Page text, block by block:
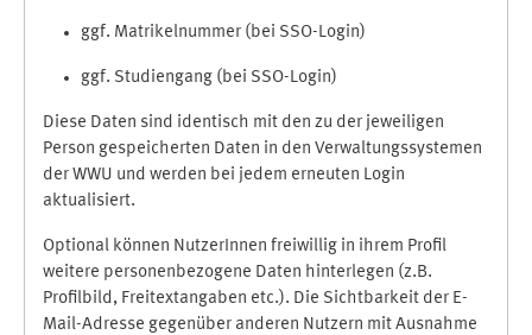
ggf. Matrikelnummer (bei SSO-Login)
ggf. Studiengang (bei SSO-Login)
Diese Daten sind identisch mit den zu der jeweiligen
Person gespeicherten Daten in den Verwaltungssystemen
der WWU und werden bei jedem erneuten Login
aktualisiert.
Optional können NutzerInnen freiwillig in ihrem Profil
weitere personenbezogene Daten hinterlegen (z.B.
Profilbild, Freitextangaben etc.). Die Sichtbarkeit der E-
Mail-Adresse gegenüber anderen Nutzern mit Ausnahme